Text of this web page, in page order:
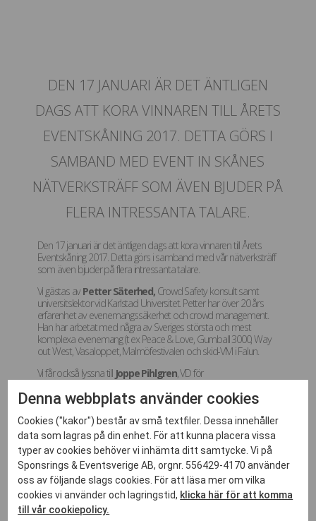
DEN 17 JANUARI ÄR DET ÄNTLIGEN
DAGS ATT KORA VINNAREN TILL ÅRETS
EVENTSKÅNING 2017. DETTA GÖRS I
SAMBAND MED EVENT IN SKÅNES
NÄTVERKSTRÄFF SOM ÄVEN BJUDER PÅ
FLERA INTRESSANTA TALARE.
Den 17 januari är det äntligen dags att kora vinnaren till Årets
Eventskåning 2017. Detta görs i samband med vår nätverksträff
som även bjuder på flera intressanta talare.
Vi gästas avPetter Säterhed,Crowd Safety konsult samt
universitslektor vid Karlstad Universitet. Petter har över 20 års
erfarenhet av evenemangssäkerhet och crowd management.
Han har arbetat med några av Sveriges största och mest
komplexa evenemang (t ex Peace & Love, Gumball 3000, Way
out West, Vasaloppet, Malmöfestivalen och skid-VM i Falun.
Vi får också lyssna till Joppe Pihlgren, VD för
aktivt tillsammans
med polisen och RFSU för att förebygga sexuella ofredanden.
De har åkt runt i Sverige och utbildat 130 musikarrangörer om
ämnet.
Sponsrings- och Eventföreningen har bytt namn och gått från
förening till branschorganisation. De heter numer Sponsrings &
Eventsverige (SES), VDUlrika Molinberättar om vad detta
innebär och hur de vill jobba för att stärka branschen.
Vi önskar er varmt välkomna till Landskrona Teater den 17
Denna webbplats använder cookies
Cookies ("kakor") består av små textfiler. Dessa innehåller
data som lagras på din enhet. För att kunna placera vissa
typer av cookies behöver vi inhämta ditt samtycke. Vi på
Sponsrings & Eventsverige AB, orgnr. 556429-4170 använder
oss av följande slags cookies. För att läsa mer om vilka
cookies vi använder och lagringstid, klicka här för att komma
till vår cookiepolicy.